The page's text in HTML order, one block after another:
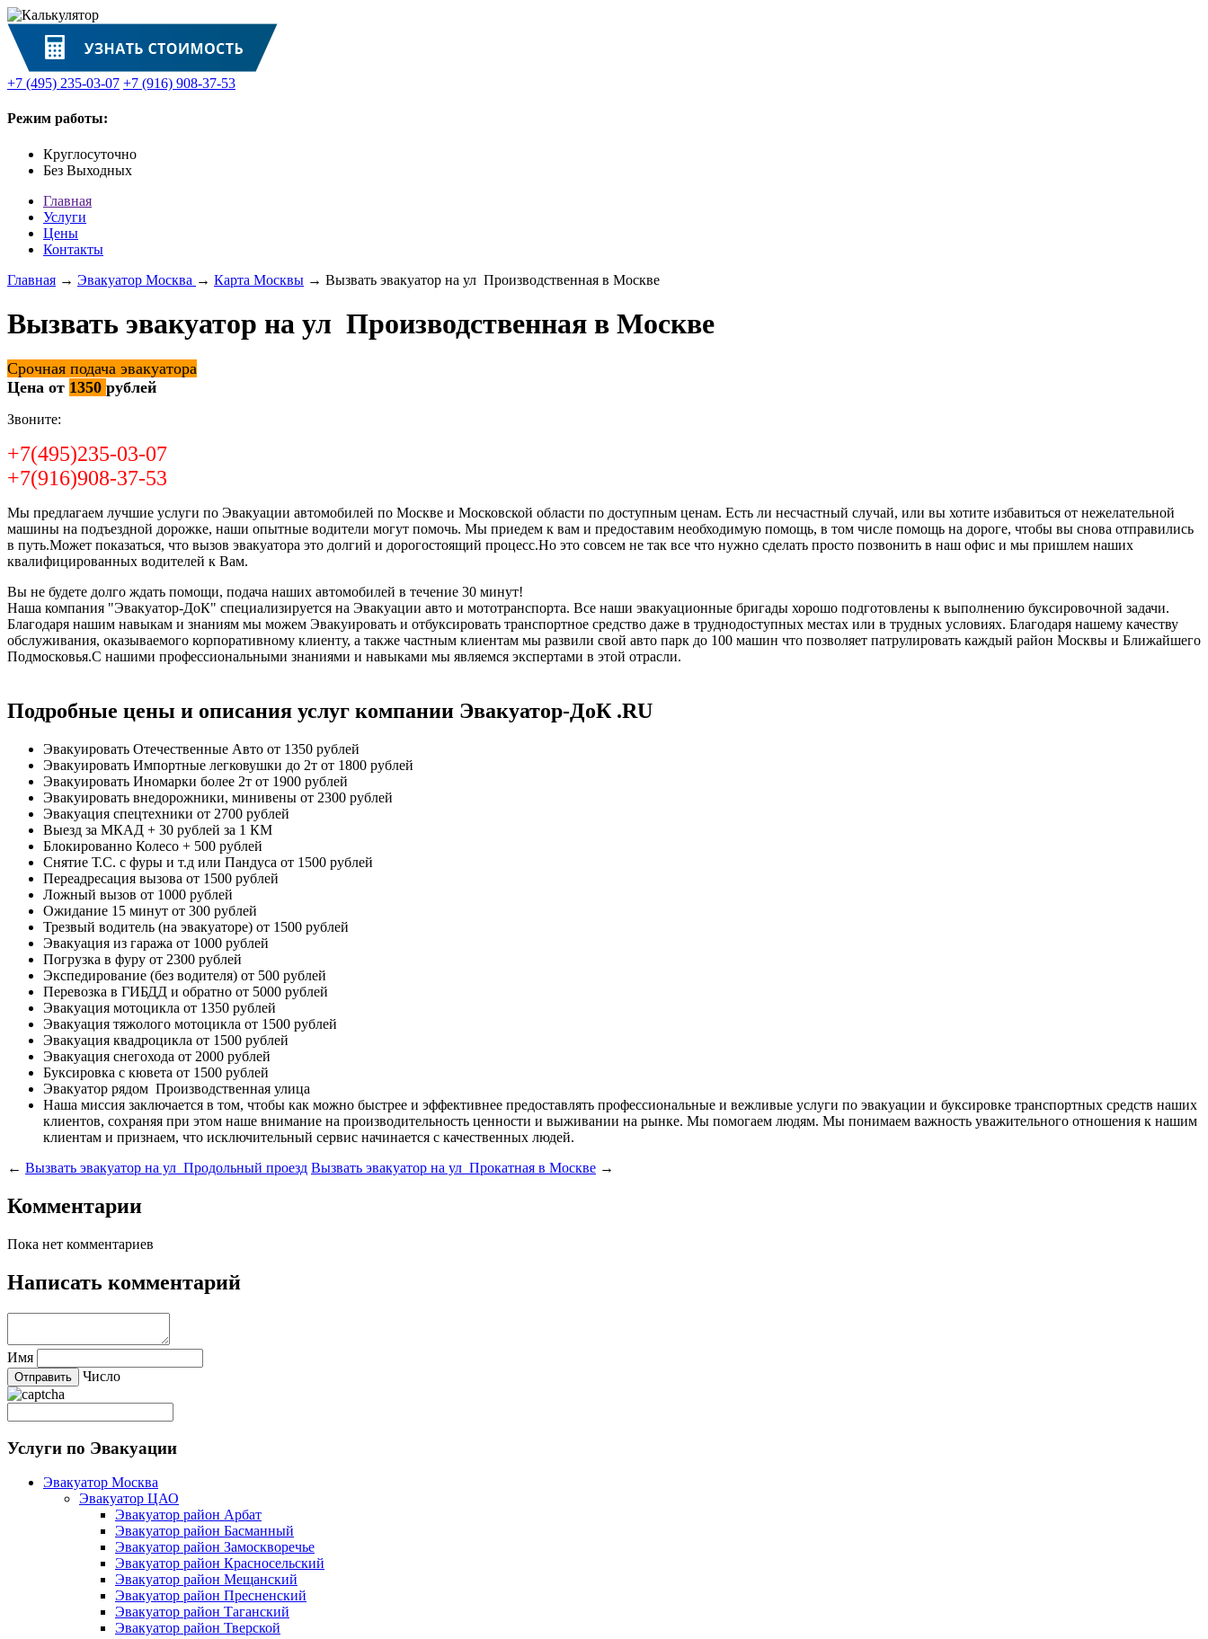
+7 (495) 235-03-07 +7 (916) 908-37-53
Режим работы:
Круглосуточно
Без Выходных
Главная
Услуги
Цены
Контакты
Главная → Эвакуатор Москва → Карта Москвы → Вызвать эвакуатор на ул Производственная в Москве
Вызвать эвакуатор на ул Производственная в Москве
Срочная подача эвакуатора
Цена от 1350 рублей
Звоните:
+7(495)235-03-07
+7(916)908-37-53
Мы предлагаем лучшие услуги по Эвакуации автомобилей по Москве и Московской области по доступным ценам. Есть ли несчастный случай, или вы хотите избавиться от нежелательной
машины на подъездной дорожке, наши опытные водители могут помочь. Мы приедем к вам и предоставим необходимую помощь, в том числе помощь на дороге, чтобы вы снова отправились
в путь.Может показаться, что вызов эвакуатора это долгий и дорогостоящий процесс.Но это совсем не так все что нужно сделать просто позвонить в наш офис и мы пришлем наших
квалифицированных водителей к Вам.
Вы не будете долго ждать помощи, подача наших автомобилей в течение 30 минут!
Наша компания "Эвакуатор-ДоК" специализируется на Эвакуации авто и мототранспорта. Все наши эвакуационные бригады хорошо подготовлены к выполнению буксировочной задачи.
Благодаря нашим навыкам и знаниям мы можем Эвакуировать и отбуксировать транспортное средство даже в труднодоступных местах или в трудных условиях. Благодаря нашему качеству
обслуживания, оказываемого корпоративному клиенту, а также частным клиентам мы развили свой авто парк до 100 машин что позволяет патрулировать каждый район Москвы и Ближайшего
Подмосковья.С нашими профессиональными знаниями и навыками мы являемся экспертами в этой отрасли.
Подробные цены и описания услуг компании Эвакуатор-ДоК .RU
Эвакуировать Отечественные Авто от 1350 рублей
Эвакуировать Импортные легковушки до 2т от 1800 рублей
Эвакуировать Иномарки более 2т от 1900 рублей
Эвакуировать внедорожники, минивены от 2300 рублей
Эвакуация спецтехники от 2700 рублей
Выезд за МКАД + 30 рублей за 1 КМ
Блокированно Колесо + 500 рублей
Снятие Т.С. с фуры и т.д или Пандуса от 1500 рублей
Переадресация вызова от 1500 рублей
Ложный вызов от 1000 рублей
Ожидание 15 минут от 300 рублей
Трезвый водитель (на эвакуаторе) от 1500 рублей
Эвакуация из гаража от 1000 рублей
Погрузка в фуру от 2300 рублей
Экспедирование (без водителя) от 500 рублей
Перевозка в ГИБДД и обратно от 5000 рублей
Эвакуация мотоцикла от 1350 рублей
Эвакуация тяжолого мотоцикла от 1500 рублей
Эвакуация квадроцикла от 1500 рублей
Эвакуация снегохода от 2000 рублей
Буксировка с кювета от 1500 рублей
Эвакуатор рядом Производственная улица
Наша миссия заключается в том, чтобы как можно быстрее и эффективнее предоставлять профессиональные и вежливые услуги по эвакуации и буксировке транспортных средств наших
клиентов, сохраняя при этом наше внимание на производительность ценности и выживании на рынке. Мы помогаем людям. Мы понимаем важность уважительного отношения к нашим
клиентам и признаем, что исключительный сервис начинается с качественных людей.
← Вызвать эвакуатор на ул Продольный проезд Вызвать эвакуатор на ул Прокатная в Москве →
Комментарии
Пока нет комментариев
Написать комментарий
Имя
Число
Услуги по Эвакуации
Эвакуатор Москва
Эвакуатор ЦАО
Эвакуатор район Арбат
Эвакуатор район Басманный
Эвакуатор район Замоскворечье
Эвакуатор район Красносельский
Эвакуатор район Мещанский
Эвакуатор район Пресненский
Эвакуатор район Таганский
Эвакуатор район Тверской